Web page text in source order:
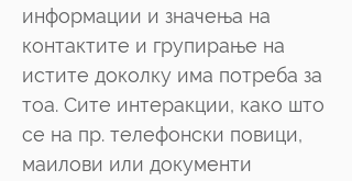
информации и значења на
контактите и групирање на
истите доколку има потреба за
тоа. Сите интеракции, како што
се на пр. телефонски повици,
маилови или документи